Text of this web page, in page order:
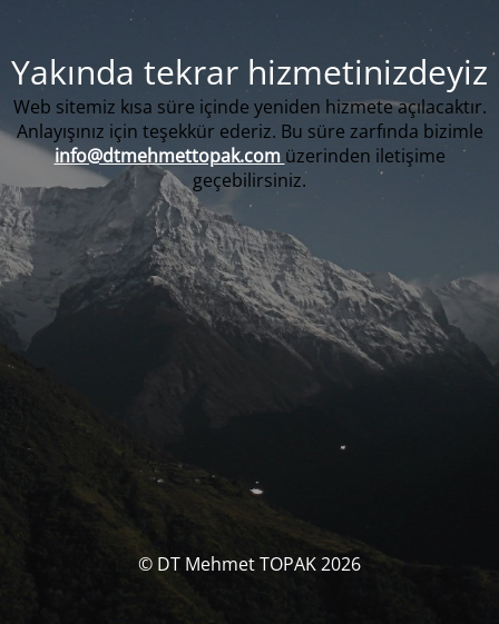
Yakında tekrar hizmetinizdeyiz
Web sitemiz kısa süre içinde yeniden hizmete açılacaktır.
Anlayışınız için teşekkür ederiz. Bu süre zarfında bizimle
info@dtmehmettopak.com üzerinden iletişime
geçebilirsiniz.
© DT Mehmet TOPAK 2026